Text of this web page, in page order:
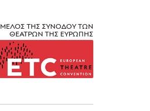
ΜΕΛΟΣ ΤΗΣ ΣΥΝΟΔΟΥ ΤΩΝ
ΘΕΑΤΡΩΝ ΤΗΣ ΕΥΡΩΠΗΣ